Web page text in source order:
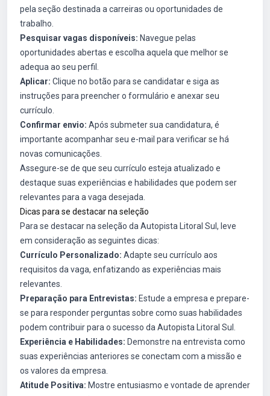
pela seção destinada a carreiras ou oportunidades de
trabalho.
Pesquisar vagas disponíveis: Navegue pelas
oportunidades abertas e escolha aquela que melhor se
adequa ao seu perfil.
Aplicar: Clique no botão para se candidatar e siga as
instruções para preencher o formulário e anexar seu
currículo.
Confirmar envio: Após submeter sua candidatura, é
importante acompanhar seu e-mail para verificar se há
novas comunicações.
Assegure-se de que seu currículo esteja atualizado e
destaque suas experiências e habilidades que podem ser
relevantes para a vaga desejada.
Dicas para se destacar na seleção
Para se destacar na seleção da Autopista Litoral Sul, leve
em consideração as seguintes dicas:
Currículo Personalizado: Adapte seu currículo aos
requisitos da vaga, enfatizando as experiências mais
relevantes.
Preparação para Entrevistas: Estude a empresa e prepare-
se para responder perguntas sobre como suas habilidades
podem contribuir para o sucesso da Autopista Litoral Sul.
Experiência e Habilidades: Demonstre na entrevista como
suas experiências anteriores se conectam com a missão e
os valores da empresa.
Atitude Positiva: Mostre entusiasmo e vontade de aprender